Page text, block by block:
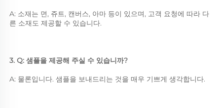
A: 소재는 면, 쥬트, 캔버스, 아마 등이 있으며, 고객 요청에 따라 다
른 소재도 제공할 수 있습니다.
3. Q: 샘플을 제공해 주실 수 있습니까?
A: 물론입니다. 샘플을 보내드리는 것을 매우 기쁘게 생각합니다.